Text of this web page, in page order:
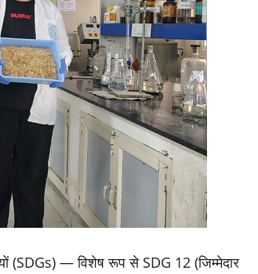
(SDGs) — विशेष रूप से SDG 12 (जिम्मेदार